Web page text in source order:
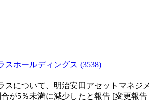
スホールディングス (3538)
スについて、明治安田アセットマネジメ
が5％未満に減少したと報告 [変更報告